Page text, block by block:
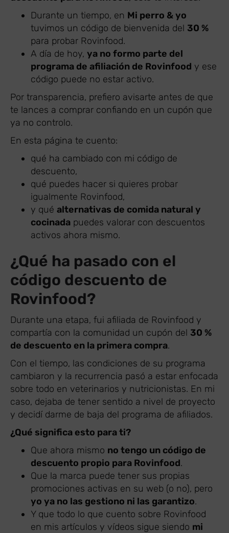
Durante un tiempo, en Mi perro & yo
tuvimos un código de bienvenida del 30 %
para probar Rovinfood.
A día de hoy, ya no formo parte del
programa de afiliación de Rovinfood y ese
código puede no estar activo.
Por transparencia, prefiero avisarte antes de que
te lances a comprar confiando en un cupón que
ya no controlo.
En esta página te cuento:
qué ha cambiado con mi código de
descuento,
qué puedes hacer si quieres probar
igualmente Rovinfood,
y qué alternativas de comida natural y
cocinada puedes valorar con descuentos
activos ahora mismo.
¿Qué ha pasado con el
código descuento de
Rovinfood?
Durante una etapa, fui afiliada de Rovinfood y
compartía con la comunidad un cupón del 30 %
de descuento en la primera compra.
Con el tiempo, las condiciones de su programa
cambiaron y la recurrencia pasó a estar enfocada
sobre todo en veterinarios y nutricionistas. En mi
caso, dejaba de tener sentido a nivel de proyecto
y decidí darme de baja del programa de afiliados.
¿Qué significa esto para ti?
Que ahora mismo no tengo un código de
descuento propio para Rovinfood.
Que la marca puede tener sus propias
promociones activas en su web (o no), pero
yo ya no las gestiono ni las garantizo.
Y que todo lo que cuento sobre Rovinfood
en mis artículos y vídeos sigue siendo mi